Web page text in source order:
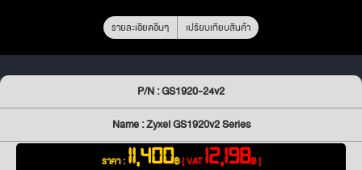
รายละเอียดอื่นๆ เปรียบเทียบสินค้า
P/N : GS1920-24v2
Name : Zyxel GS1920v2 Series
ราคา : 11,400฿[ VAT12,198฿ ]